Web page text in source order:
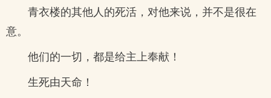
青衣楼的其他人的死活，对他来说，并不是很在
意。
他们的一切，都是给主上奉献！
生死由天命！